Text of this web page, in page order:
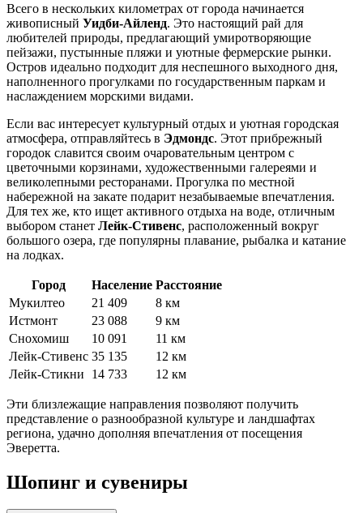
Всего в нескольких километрах от города начинается
живописный Уидби-Айленд. Это настоящий рай для
любителей природы, предлагающий умиротворяющие
пейзажи, пустынные пляжи и уютные фермерские рынки.
Остров идеально подходит для неспешного выходного дня,
наполненного прогулками по государственным паркам и
наслаждением морскими видами.
Если вас интересует культурный отдых и уютная городская
атмосфера, отправляйтесь в Эдмондс. Этот прибрежный
городок славится своим очаровательным центром с
цветочными корзинами, художественными галереями и
великолепными ресторанами. Прогулка по местной
набережной на закате подарит незабываемые впечатления.
Для тех же, кто ищет активного отдыха на воде, отличным
выбором станет Лейк-Стивенс, расположенный вокруг
большого озера, где популярны плавание, рыбалка и катание
на лодках.
Город Население Расстояние
Мукилтео
21 409
8 км
Истмонт
23 088
9 км
Снохомиш
10 091
11 км
Лейк-Стивенс 35 135
12 км
Лейк-Стикни
14 733 12 км
Эти близлежащие направления позволяют получить
представление о разнообразной культуре и ландшафтах
региона, удачно дополняя впечатления от посещения
Эверетта.
Шопинг и сувениры